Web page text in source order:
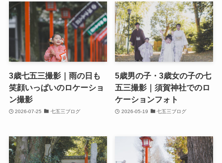
3歳七五三撮影｜雨の日も
笑顔いっぱいのロケーショ
ン撮影
2026-07-25 七五三ブログ
5歳男の子・3歳女の子の七
五三撮影｜須賀神社でのロ
ケーションフォト
2026-05-19 七五三ブログ